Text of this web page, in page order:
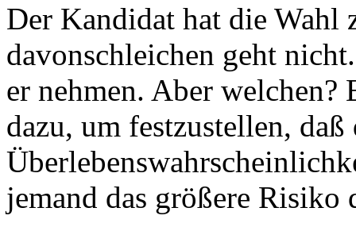
Der Kandidat hat die Wahl
davonschleichen geht
er nehmen. Aber
dazu, um festzustellen, daß
jemand das größere Risiko